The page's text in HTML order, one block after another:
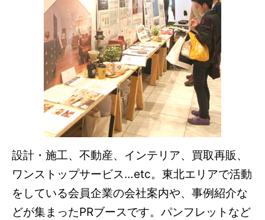
設計・施工、不動産、インテリア、買取再販、
ワンストップサービス…etc。東北エリアで活動
をしている会員企業の会社案内や、事例紹介な
どが集まったPRブースです。パンフレットなど